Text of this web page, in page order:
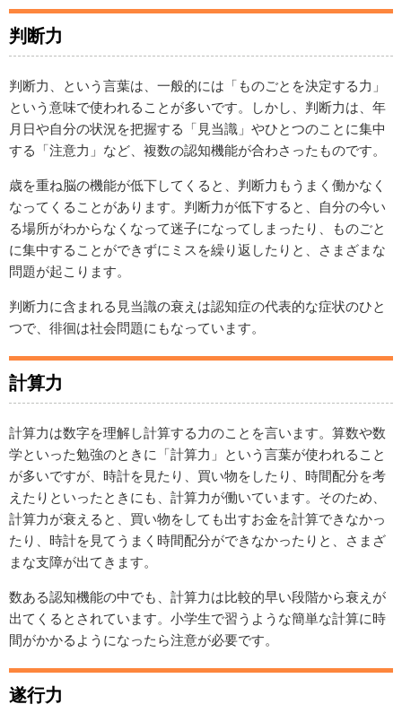
判断力
判断力、という言葉は、一般的には「ものごとを決定する力」
という意味で使われることが多いです。しかし、判断力は、年
月日や自分の状況を把握する「見当識」やひとつのことに集中
する「注意力」など、複数の認知機能が合わさったものです。
歳を重ね脳の機能が低下してくると、判断力もうまく働かなく
なってくることがあります。判断力が低下すると、自分の今い
る場所がわからなくなって迷子になってしまったり、ものごと
に集中することができずにミスを繰り返したりと、さまざまな
問題が起こります。
判断力に含まれる見当識の衰えは認知症の代表的な症状のひと
つで、徘徊は社会問題にもなっています。
計算力
計算力は数字を理解し計算する力のことを言います。算数や数
学といった勉強のときに「計算力」という言葉が使われること
が多いですが、時計を見たり、買い物をしたり、時間配分を考
えたりといったときにも、計算力が働いています。そのため、
計算力が衰えると、買い物をしても出すお金を計算できなかっ
たり、時計を見てうまく時間配分ができなかったりと、さまざ
まな支障が出てきます。
数ある認知機能の中でも、計算力は比較的早い段階から衰えが
出てくるとされています。小学生で習うような簡単な計算に時
間がかかるようになったら注意が必要です。
遂行力